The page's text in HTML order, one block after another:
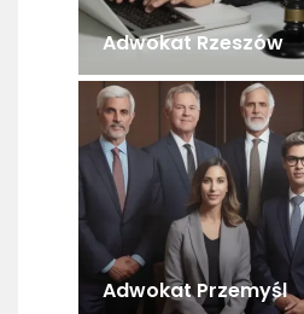
Adwokat Rzeszów
Adwokat Przemyśl